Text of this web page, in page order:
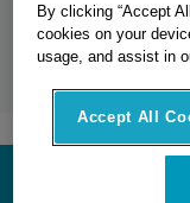
このフォームを
意したものとみ
HEXAGON
By clicking “Accept
cookies on your
usage, and assist in
Accept All